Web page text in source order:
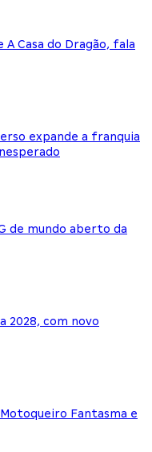
Casa do Dragão, fala
expande a franquia
de mundo aberto da
2028, com novo
Fantasma e